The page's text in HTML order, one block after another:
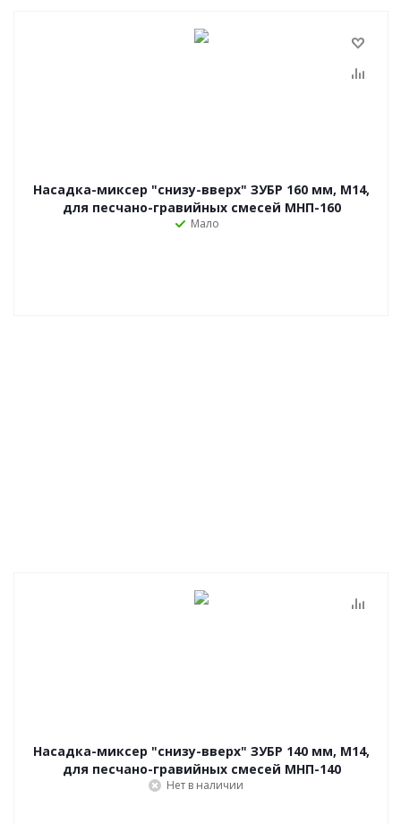
Насадка-миксер "снизу-вверх" ЗУБР 160 мм, М14,
для песчано-гравийных смесей МНП-160
Мало
Насадка-миксер "снизу-вверх" ЗУБР 140 мм, М14,
для песчано-гравийных смесей МНП-140
Нет в наличии